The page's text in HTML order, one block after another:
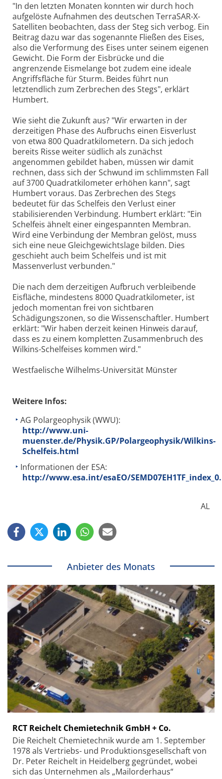
"In den letzten Monaten konnten wir durch hoch
aufgelöste Aufnahmen des deutschen TerraSAR-X-
Satelliten beobachten, dass der Steg sich verbog. Ein
Beitrag dazu war das sogenannte Fließen des Eises,
also die Verformung des Eises unter seinem eigenen
Gewicht. Die Form der Eisbrücke und die
angrenzende Eismelange bot zudem eine ideale
Angriffsfläche für Sturm. Beides führt nun
letztendlich zum Zerbrechen des Stegs", erklärt
Humbert.
Wie sieht die Zukunft aus? "Wir erwarten in der
derzeitigen Phase des Aufbruchs einen Eisverlust
von etwa 800 Quadratkilometern. Da sich jedoch
bereits Risse weiter südlich als zunächst
angenommen gebildet haben, müssen wir damit
rechnen, dass sich der Schwund im schlimmsten Fall
auf 3700 Quadratkilometer erhöhen kann", sagt
Humbert voraus. Das Zerbrechen des Stegs
bedeutet für das Schelfeis den Verlust einer
stabilisierenden Verbindung. Humbert erklärt: "Ein
Schelfeis ähnelt einer eingespannten Membran.
Wird eine Verbindung der Membran gelöst, muss
sich eine neue Gleichgewichtslage bilden. Dies
geschieht auch beim Schelfeis und ist mit
Massenverlust verbunden."
Die nach dem derzeitigen Aufbruch verbleibende
Eisfläche, mindestens 8000 Quadratkilometer, ist
jedoch momentan frei von sichtbaren
Schädigungszonen, so die Wissenschaftler. Humbert
erklärt: "Wir haben derzeit keinen Hinweis darauf,
dass es zu einem kompletten Zusammenbruch des
Wilkins-Schelfeises kommen wird."
Westfaelische Wilhelms-Universität Münster
Weitere Infos:
AG Polargeophysik (WWU):
http://www.uni-
muenster.de/Physik.GP/Polargeophysik/Wilkins-
Schelfeis.html
Informationen der ESA:
http://www.esa.int/esaEO/
AL
Anbieter des Monats
RCT Reichelt Chemietechnik GmbH + Co.
Die Reichelt Chemietechnik wurde am 1. September
1978 als Vertriebs- und Produktionsgesellschaft von
Dr. Peter Reichelt in Heidelberg gegründet, wobei
sich das Unternehmen als „Mailorderhaus“